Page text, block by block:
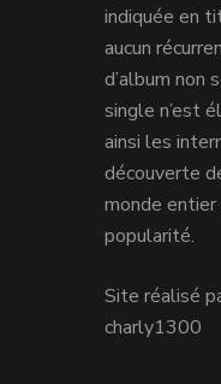
indiquée en
aucun
d’album non
single n’est
ainsi les
découverte
monde
popularité.
Site réalisé
charly1300